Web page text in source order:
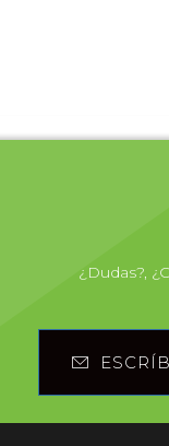
¿Dudas?,